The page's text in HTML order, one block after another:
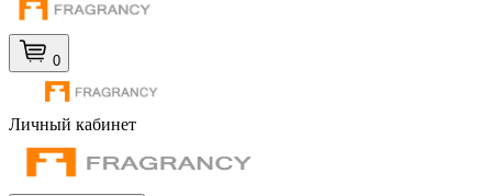
0
Личный кабинет